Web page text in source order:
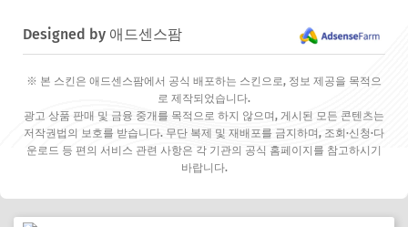
Designed by 애드센스팜
※ 본 스킨은 애드센스팜에서 공식 배포하는 스킨으로, 정보 제공을 목적으
로 제작되었습니다.
광고 상품 판매 및 금융 중개를 목적으로 하지 않으며, 게시된 모든 콘텐츠는
저작권법의 보호를 받습니다. 무단 복제 및 재배포를 금지하며, 조회·신청·다
운로드 등 편의 서비스 관련 사항은 각 기관의 공식 홈페이지를 참고하시기
바랍니다.